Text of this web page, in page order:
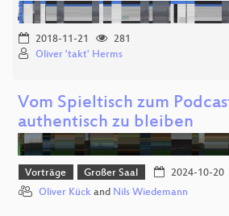
2018-11-21
281
Oliver 'takt' Herms
Vom Spieltisch zum
authentisch zu bleiben
Vorträge Großer Saal 2024-10-20
Oliver Kück and Nils Wiedemann